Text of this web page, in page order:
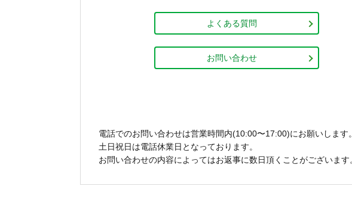
よくある質問
お問い合わせ
電話でのお問い合わせは営業時間内(10:00〜17:00)にお願いします。
土日祝日は電話休業日となっております。
お問い合わせの内容によってはお返事に数日頂くことがございます